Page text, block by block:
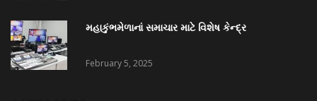
મહાકુંભમેળાનાં સમાચાર માટે વિશેષ કેન્દ્ર
February 5, 2025